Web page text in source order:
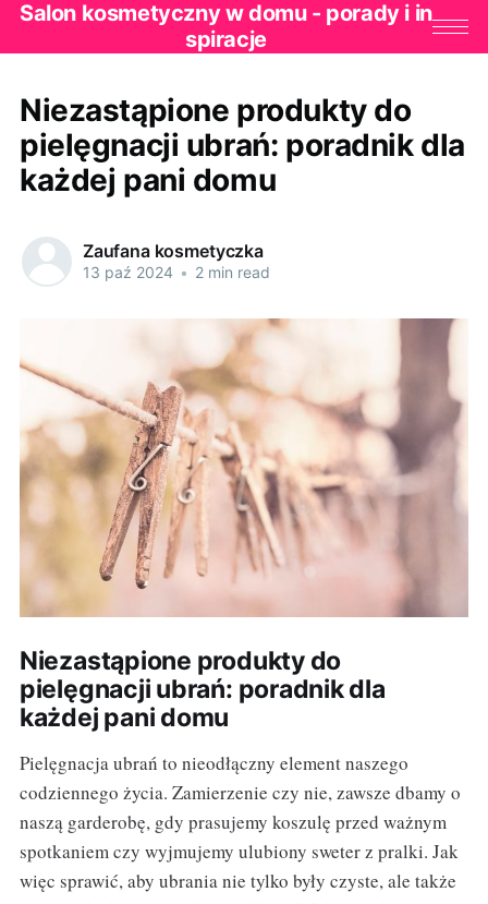
Salon kosmetyczny w domu - porady i in
spiracje
Niezastąpione produkty do
pielęgnacji ubrań: poradnik dla
każdej pani domu
Zaufana kosmetyczka
13 paź 2024 • 2 min read
Niezastąpione produkty do
pielęgnacji ubrań: poradnik dla
każdej pani domu
Pielęgnacja ubrań to nieodłączny element naszego
codziennego życia. Zamierzenie czy nie, zawsze dbamy o
naszą garderobę, gdy prasujemy koszulę przed ważnym
spotkaniem czy wyjmujemy ulubiony sweter z pralki. Jak
więc sprawić, aby ubrania nie tylko były czyste, ale także